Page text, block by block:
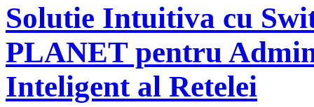
Solutie Intuitiva cu
PLANET pentru
Inteligent al Retelei